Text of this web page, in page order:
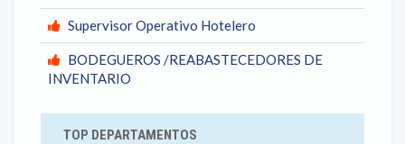
Supervisor Operativo Hotelero
BODEGUEROS /REABASTECEDORES DE
INVENTARIO
TOP DEPARTAMENTOS